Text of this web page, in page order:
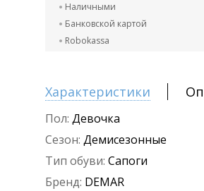
Наличными
Банковской картой
Robokassa
Характеристики
Пол: Девочка
Сезон: Демисезонные
Тип обуви: Сапоги
Бренд: DEMAR